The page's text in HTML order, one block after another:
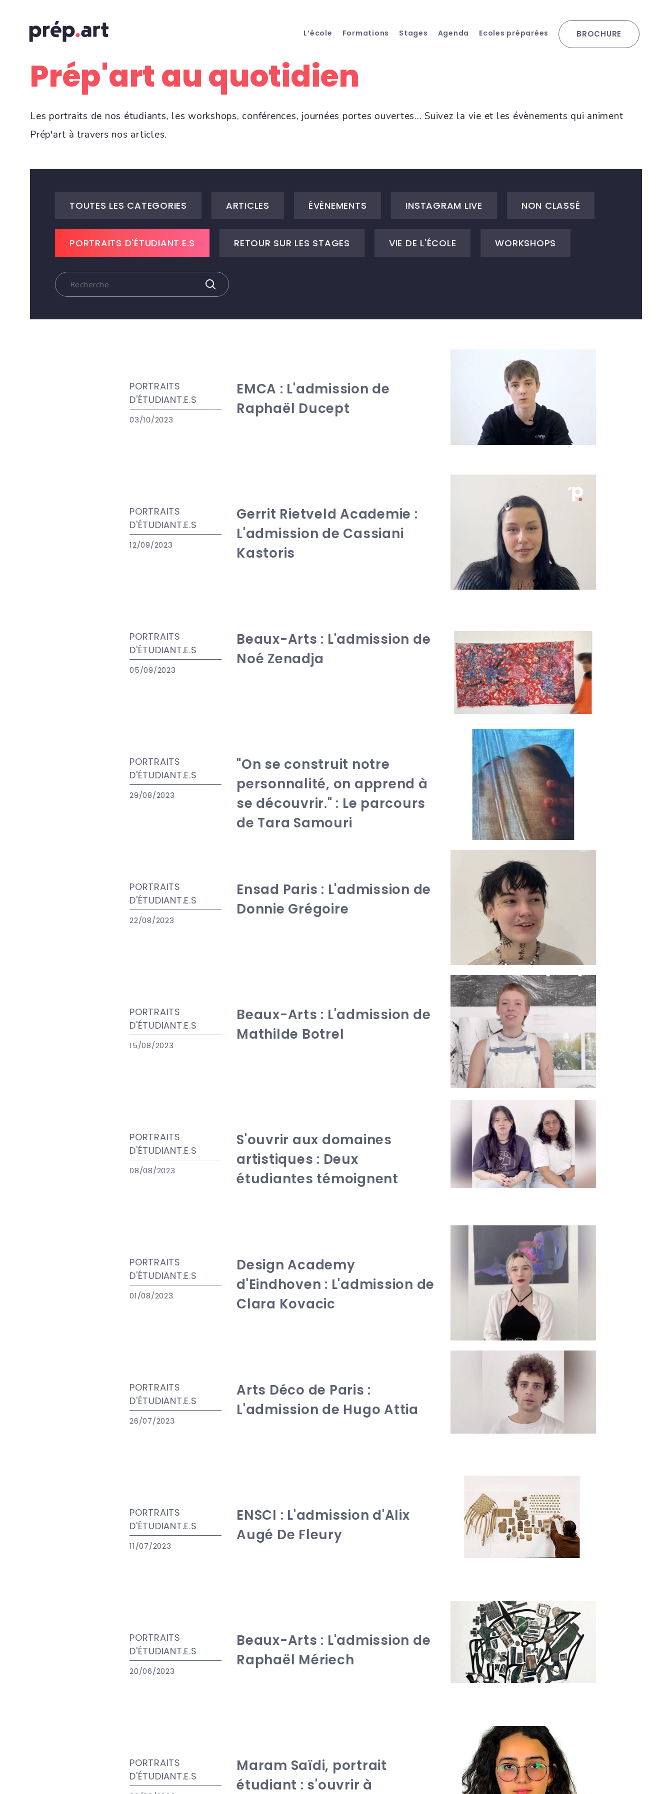
L’école Formations Stages Agenda Ecoles préparées BROCHURE
Prép'art au quotidien
Les portraits de nos étudiants, les workshops, conférences, journées portes ouvertes... Suivez la vie et les évènements qui animent
Prép'art à travers nos articles.
TOUTES LES CATEGORIES ARTICLES ÉVÈNEMENTS INSTAGRAM LIVE NON CLASSÉ
PORTRAITS D'ÉTUDIANT.E.S RETOUR SUR LES STAGES VIE DE L'ÉCOLE WORKSHOPS
PORTRAITS
D'ÉTUDIANT.E.S
03/10/2023
EMCA : L'admission de
Raphaël Ducept
PORTRAITS
D'ÉTUDIANT.E.S
12/09/2023
Gerrit Rietveld Academie :
L'admission de Cassiani
Kastoris
PORTRAITS
D'ÉTUDIANT.E.S
05/09/2023
Beaux-Arts : L'admission de
Noé Zenadja
PORTRAITS
D'ÉTUDIANT.E.S
29/08/2023
"On se construit notre
personnalité, on apprend à
se découvrir." : Le parcours
de Tara Samouri
PORTRAITS
D'ÉTUDIANT.E.S
22/08/2023
Ensad Paris : L'admission de
Donnie Grégoire
PORTRAITS
D'ÉTUDIANT.E.S
15/08/2023
Beaux-Arts : L'admission de
Mathilde Botrel
PORTRAITS
D'ÉTUDIANT.E.S
08/08/2023
S'ouvrir aux domaines
artistiques : Deux
étudiantes témoignent
PORTRAITS
D'ÉTUDIANT.E.S
01/08/2023
Design Academy
d'Eindhoven : L'admission de
Clara Kovacic
PORTRAITS
D'ÉTUDIANT.E.S
26/07/2023
Arts Déco de Paris :
L'admission de Hugo Attia
PORTRAITS
D'ÉTUDIANT.E.S
11/07/2023
ENSCI : L'admission d'Alix
Augé De Fleury
PORTRAITS
D'ÉTUDIANT.E.S
20/06/2023
Beaux-Arts : L'admission de
Raphaël Mériech
PORTRAITS
D'ÉTUDIANT.E.S
Maram Saïdi, portrait
étudiant : s'ouvrir à